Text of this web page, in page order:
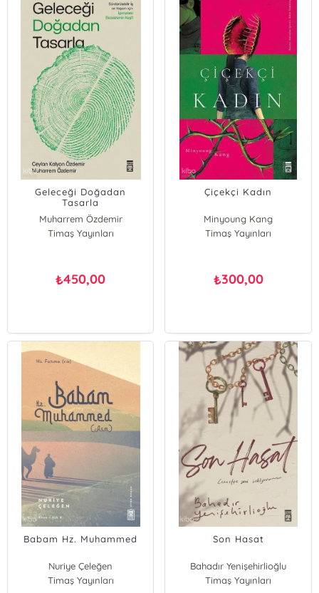
Geleceği Doğadan
Tasarla
Muharrem Özdemir
Ceylan Kalyon Özdemir
Timaş Yayınları
₺450,00
Çiçekçi Kadın
Minyoung Kang
Timaş Yayınları
₺300,00
Babam Hz. Muhammed
Nuriye Çeleğen
Timaş Yayınları
Son Hasat
Bahadır Yenişehirlioğlu
Timaş Yayınları